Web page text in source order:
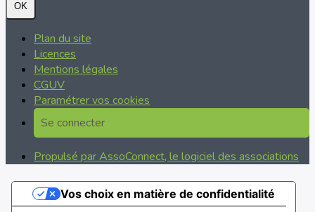
OK
Plan du site
Licences
Mentions légales
CGUV
Paramétrer vos cookies
Se connecter
Propulsé par AssoConnect, le logiciel des associations
Vos choix en matière de confidentialité